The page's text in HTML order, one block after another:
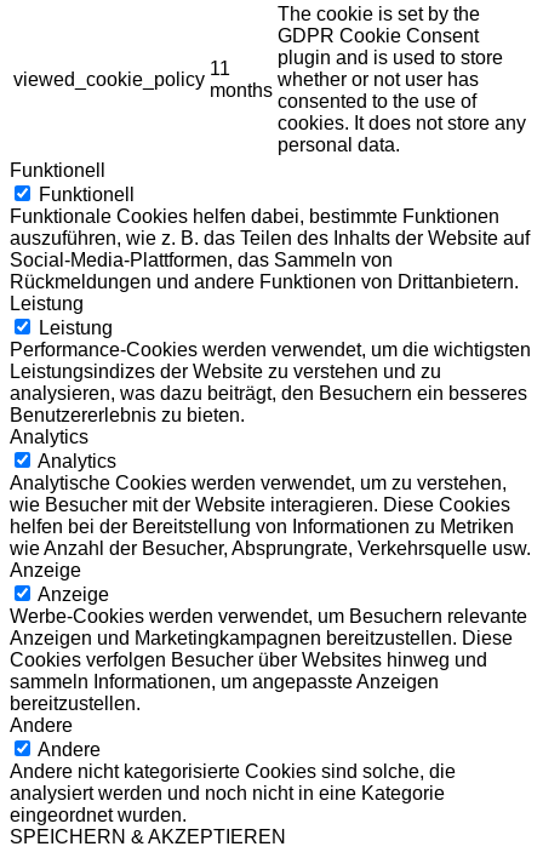
viewed_cookie_policy
11
months
The cookie is set by the
GDPR Cookie Consent
plugin and is used to store
whether or not user has
consented to the use of
cookies. It does not store any
personal data.
Funktionell
Funktionell
Funktionale Cookies helfen dabei, bestimmte Funktionen
auszuführen, wie z. B. das Teilen des Inhalts der Website auf
Social-Media-Plattformen, das Sammeln von
Rückmeldungen und andere Funktionen von Drittanbietern.
Leistung
Leistung
Performance-Cookies werden verwendet, um die wichtigsten
Leistungsindizes der Website zu verstehen und zu
analysieren, was dazu beiträgt, den Besuchern ein besseres
Benutzererlebnis zu bieten.
Analytics
Analytics
Analytische Cookies werden verwendet, um zu verstehen,
wie Besucher mit der Website interagieren. Diese Cookies
helfen bei der Bereitstellung von Informationen zu Metriken
wie Anzahl der Besucher, Absprungrate, Verkehrsquelle usw.
Anzeige
Anzeige
Werbe-Cookies werden verwendet, um Besuchern relevante
Anzeigen und Marketingkampagnen bereitzustellen. Diese
Cookies verfolgen Besucher über Websites hinweg und
sammeln Informationen, um angepasste Anzeigen
bereitzustellen.
Andere
Andere
Andere nicht kategorisierte Cookies sind solche, die
analysiert werden und noch nicht in eine Kategorie
eingeordnet wurden.
SPEICHERN & AKZEPTIEREN